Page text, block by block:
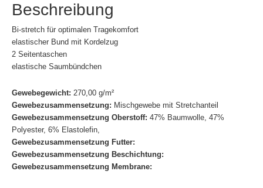
Beschreibung
Bi-stretch für optimalen Tragekomfort
elastischer Bund mit Kordelzug
2 Seitentaschen
elastische Saumbündchen
Gewebegewicht: 270,00 g/m²
Gewebezusammensetzung: Mischgewebe mit Stretchanteil
Gewebezusammensetzung Oberstoff: 47% Baumwolle, 47%
Polyester, 6% Elastolefin,
Gewebezusammensetzung Futter:
Gewebezusammensetzung Beschichtung:
Gewebezusammensetzung Membrane: